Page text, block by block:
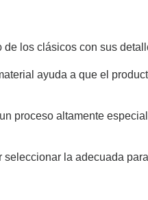
de los clásicos con sus
ayuda a que el
proceso altamente
la adecuada